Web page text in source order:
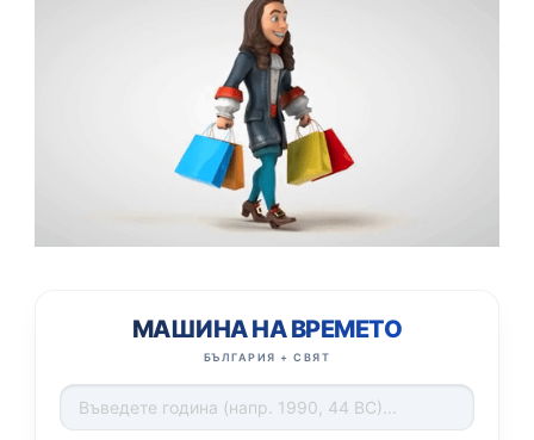
МАШИНА НА ВРЕМЕТО
БЪЛГАРИЯ + СВЯТ